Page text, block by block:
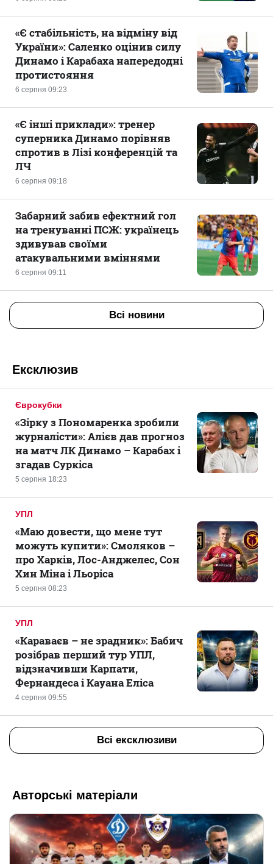
6 серпня 09:23
«Є стабільність, на відміну від
України»: Саленко оцінив силу
Динамо і Карабаха напередодні
протистояння
6 серпня 09:18
«Є інші приклади»: тренер
суперника Динамо порівняв
спротив в Лізі конференцій та
ЛЧ
6 серпня 09:11
Забарний забив ефектний гол
на тренуванні ПСЖ: українець
здивував своїми
атакувальними вміннями
Всі новини
Ексклюзив
Єврокубки
5 серпня 18:23
«Зірку з Пономаренка зробили
журналісти»: Алієв дав прогноз
на матч ЛК Динамо – Карабах і
згадав Суркіса
УПЛ
5 серпня 08:23
«Маю довести, що мене тут
можуть купити»: Смоляков –
про Харків, Лос-Анджелес, Сон
Хин Міна і Льоріса
УПЛ
4 серпня 09:55
«Караваєв – не зрадник»: Бабич
розібрав перший тур УПЛ,
відзначивши Карпати,
Фернандеса і Кауана Еліса
Всі ексклюзиви
Авторські матеріали